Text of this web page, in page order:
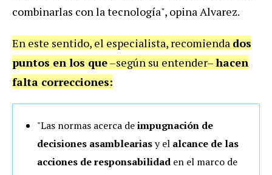
combinarlas con la tecnología", opina Alvarez.
En este sentido, el especialista, recomienda dos
puntos en los que–según su entender–hacen
falta correcciones:
"Las normas acerca deimpugnación de
decisiones asambleariasy el alcance de las
acciones de responsabilidad en el marco de